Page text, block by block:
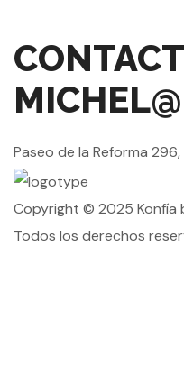
Paseo de la Reforma
Copyright © 2025 Konfía
Todos los derechos